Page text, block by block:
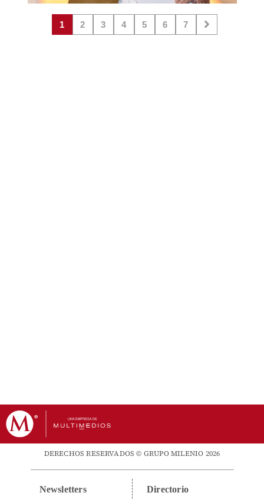
1 2 3 4 5 6 7
DERECHOS RESERVADOS © GRUPO MILENIO 2026
Newsletters Directorio